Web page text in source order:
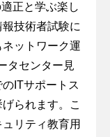
正と学ぶ楽し
技術者試験に
ットワーク運
タセンター見
ITサポートス
られます。こ
リティ教育用